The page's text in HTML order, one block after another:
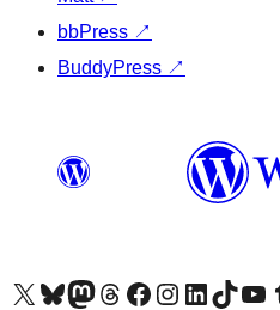
bbPress ↗
BuddyPress ↗
X (旧 Twitter) アカウントへBluesky アカウントへMastodon アカウントへThreads アカウントへ Facebook ページへInstagram アカウントへ LinkedIn アカウントへTikTok アカウントへYouTube チャンネルへ